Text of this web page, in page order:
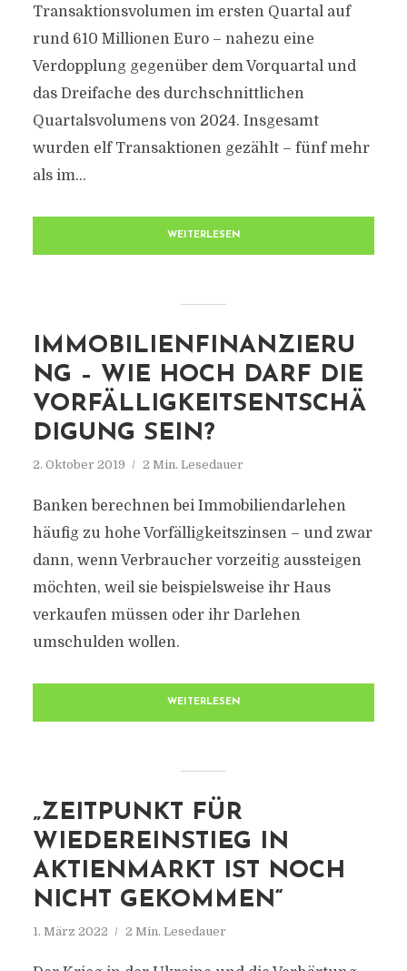
Transaktionsvolumen im ersten Quartal auf
rund 610 Millionen Euro – nahezu eine
Verdopplung gegenüber dem Vorquartal und
das Dreifache des durchschnittlichen
Quartalsvolumens von 2024. Insgesamt
wurden elf Transaktionen gezählt – fünf mehr
als im...
WEITERLESEN
IMMOBILIENFINANZIERU
NG – WIE HOCH DARF DIE
VORFÄLLIGKEITSENTSCHÄ
DIGUNG SEIN?
2. Oktober 2019 2 Min. Lesedauer
Banken berechnen bei Immobiliendarlehen
häufig zu hohe Vorfälligkeitszinsen – und zwar
dann, wenn Verbraucher vorzeitig aussteigen
möchten, weil sie beispielsweise ihr Haus
verkaufen müssen oder ihr Darlehen
umschulden wollen.
WEITERLESEN
„ZEITPUNKT FÜR
WIEDEREINSTIEG IN
AKTIENMARKT IST NOCH
NICHT GEKOMMEN“
1. März 2022 2 Min. Lesedauer